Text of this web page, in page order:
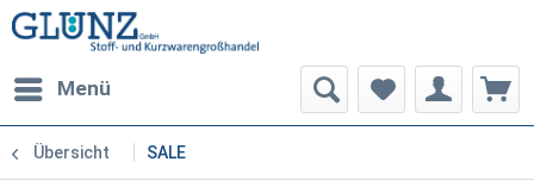
Menü
Übersicht SALE